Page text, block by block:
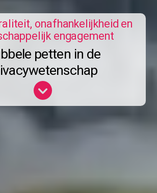
onafhankelijkheid en
engagement
petten in de